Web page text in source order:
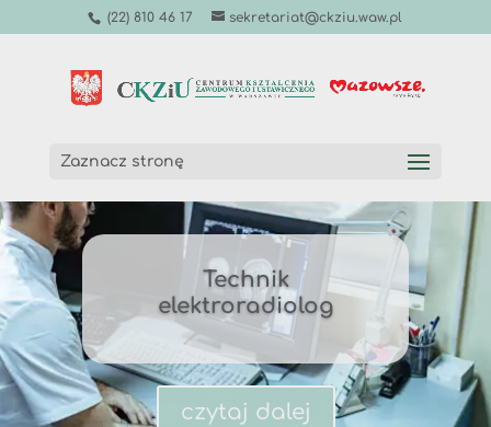
(22) 810 46 17 sekretariat@ckziu.waw.pl
Zaznacz stronę
Technik
elektroradiolog
czytaj dalej